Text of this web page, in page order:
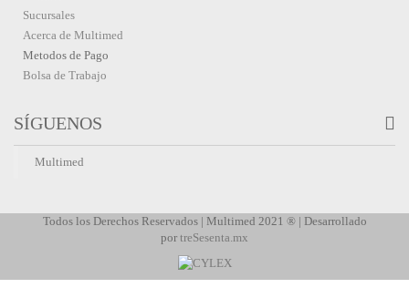
Sucursales
Acerca de Multimed
Metodos de Pago
Bolsa de Trabajo
SÍGUENOS
Multimed
Todos los Derechos Reservados | Multimed 2021 ® | Desarrollado
por treSesenta.mx